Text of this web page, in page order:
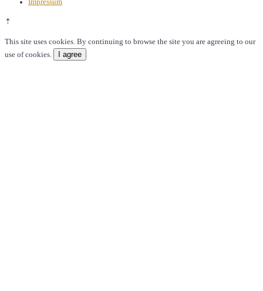
Impressum
⇡
This site uses cookies. By continuing to browse the site you are agreeing to our
use of cookies.
I agree